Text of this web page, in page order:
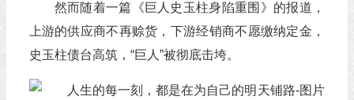
然而随着一篇《巨人史玉柱身陷重围》的报道，
上游的供应商不再赊货，下游经销商不愿缴纳定金，
史玉柱债台高筑，“巨人”被彻底击垮。